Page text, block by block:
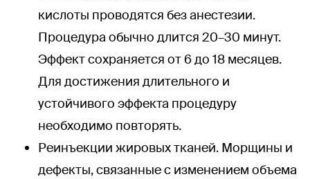
кислоты проводятся без анестезии.
Процедура обычно длится 20–30 минут.
Эффект сохраняется от 6 до 18 месяцев.
Для достижения длительного и
устойчивого эффекта процедуру
необходимо повторять.
Реинъекции жировых тканей. Морщины и
дефекты, связанные с изменением объема